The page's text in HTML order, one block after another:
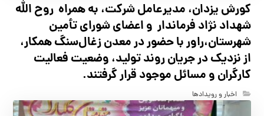
کورش یزدان، مدیرعامل شرکت، به همراه روح الله
شهداد نژاد فرماندار و اعضای شورای تأ‌مین
شهرستان،راور با حضور در معدن زغال‌سنگ همکار،
از نزدیک در جریان روند تولید، وضعیت فعالیت
کارگران و مسائل موجود قرار گرفتند.
اخبار و رویدادها